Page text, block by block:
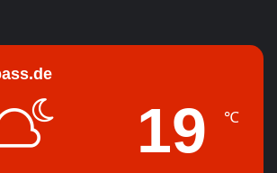
19 ℃